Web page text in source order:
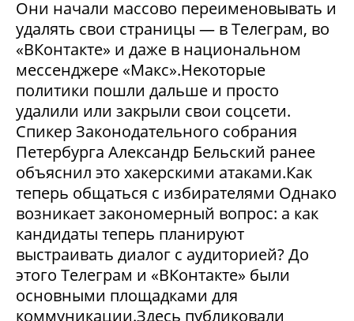
Они начали массово переименовывать и
удалять свои страницы — в Телеграм, во
«ВКонтакте» и даже в национальном
мессенджере «Макс».Некоторые
политики пошли дальше и просто
удалили или закрыли свои соцсети.
Спикер Законодательного собрания
Петербурга Александр Бельский ранее
объяснил это хакерскими атаками.Как
теперь общаться с избирателями Однако
возникает закономерный вопрос: а как
кандидаты теперь планируют
выстраивать диалог с аудиторией? До
этого Телеграм и «ВКонтакте» были
основными площадками для
коммуникации.Здесь публиковали